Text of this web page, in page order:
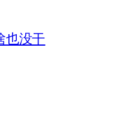
也没干